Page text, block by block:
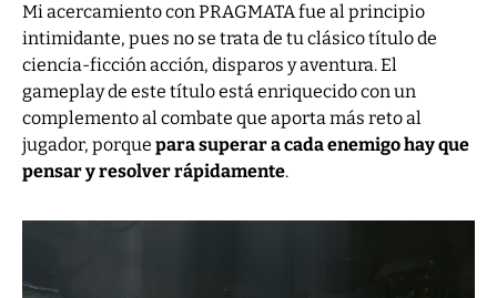
Mi acercamiento con PRAGMATA fue al principio
intimidante, pues no se trata de tu clásico título de
ciencia-ficción acción, disparos y aventura. El
gameplay de este título está enriquecido con un
complemento al combate que aporta más reto al
jugador, porque para superar a cada enemigo hay que
pensar y resolver rápidamente.